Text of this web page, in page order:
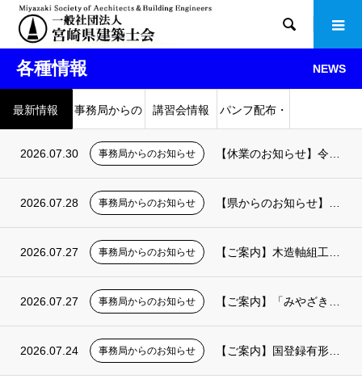

各種情報 NEWS
最新情報 事務局からの
お知らせ
講習会情報 パンフ配布・
書籍販売
2026.07.30 事務局からのお知らせ
2026.07.28 事務局からのお知らせ
2026.07.27 事務局からのお知らせ
2026.07.27 事務局からのお知らせ
2026.07.24 事務局からのお知らせ